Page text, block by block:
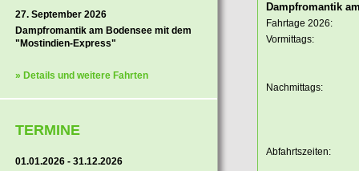
27. September 2026
Dampfromantik am Bodensee mit dem
"Mostindien-Express"
» Details und weitere Fahrten
TERMINE
01.01.2026 - 31.12.2026
Dampfromantik
Fahrtage 2026:
Vormittags:
Nachmittags:
Abfahrtszeiten: